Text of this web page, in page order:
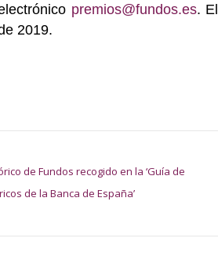
premios@fundos.es. El
2019.
de Fundos recogido en la ‘Guía de
de la Banca de España’